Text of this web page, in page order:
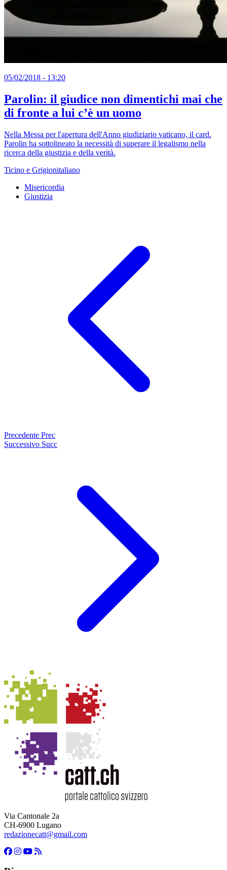
05/02/2018 - 13:20
Parolin: il giudice non dimentichi mai che
di fronte a lui c’è un uomo
Nella Messa per l'apertura dell'Anno giudiziario vaticano, il card.
Parolin ha sottolineato la necessità di superare il legalismo nella
ricerca della giustizia e della verità.
Ticino e Grigionitaliano
Misericordia
Giustizia
Precedente Prec
Successivo Succ
Via Cantonale 2a
CH-6900 Lugano
redazionecatt@gmail.com